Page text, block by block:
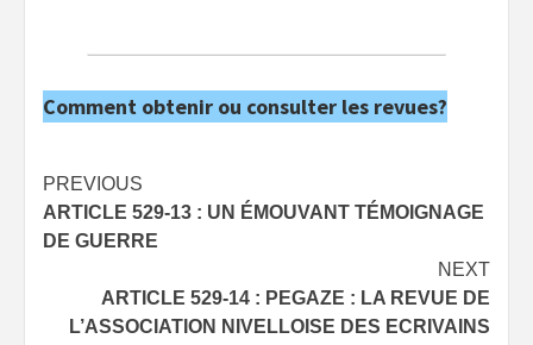
Comment obtenir ou consulter les revues?
Post
navigation
PREVIOUS
ARTICLE 529-13 : UN ÉMOUVANT TÉMOIGNAGE
DE GUERRE
NEXT
ARTICLE 529-14 : PEGAZE : LA REVUE DE
L’ASSOCIATION NIVELLOISE DES ECRIVAINS